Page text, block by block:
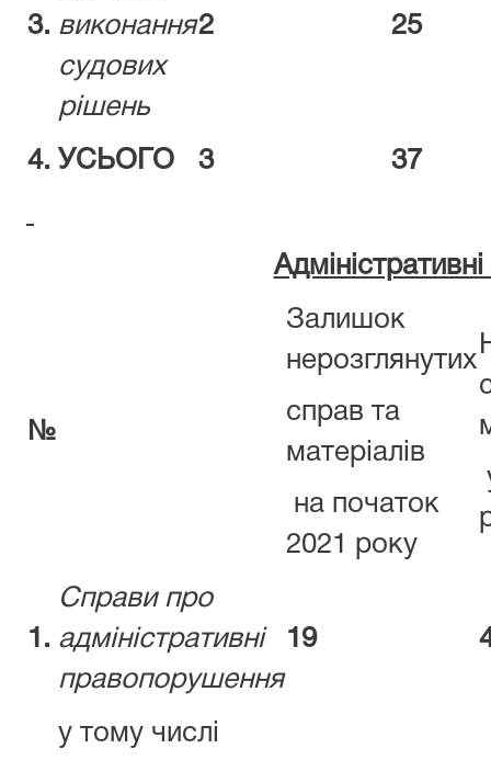
3. виконання
судових
рішень
2 25
4. УСЬОГО 3 37
№
Залишок
нерозглянутих
справ та
матеріалів
на початок
2021 року
1.
Справи про
адміністративні
правопорушення
19
у тому числі